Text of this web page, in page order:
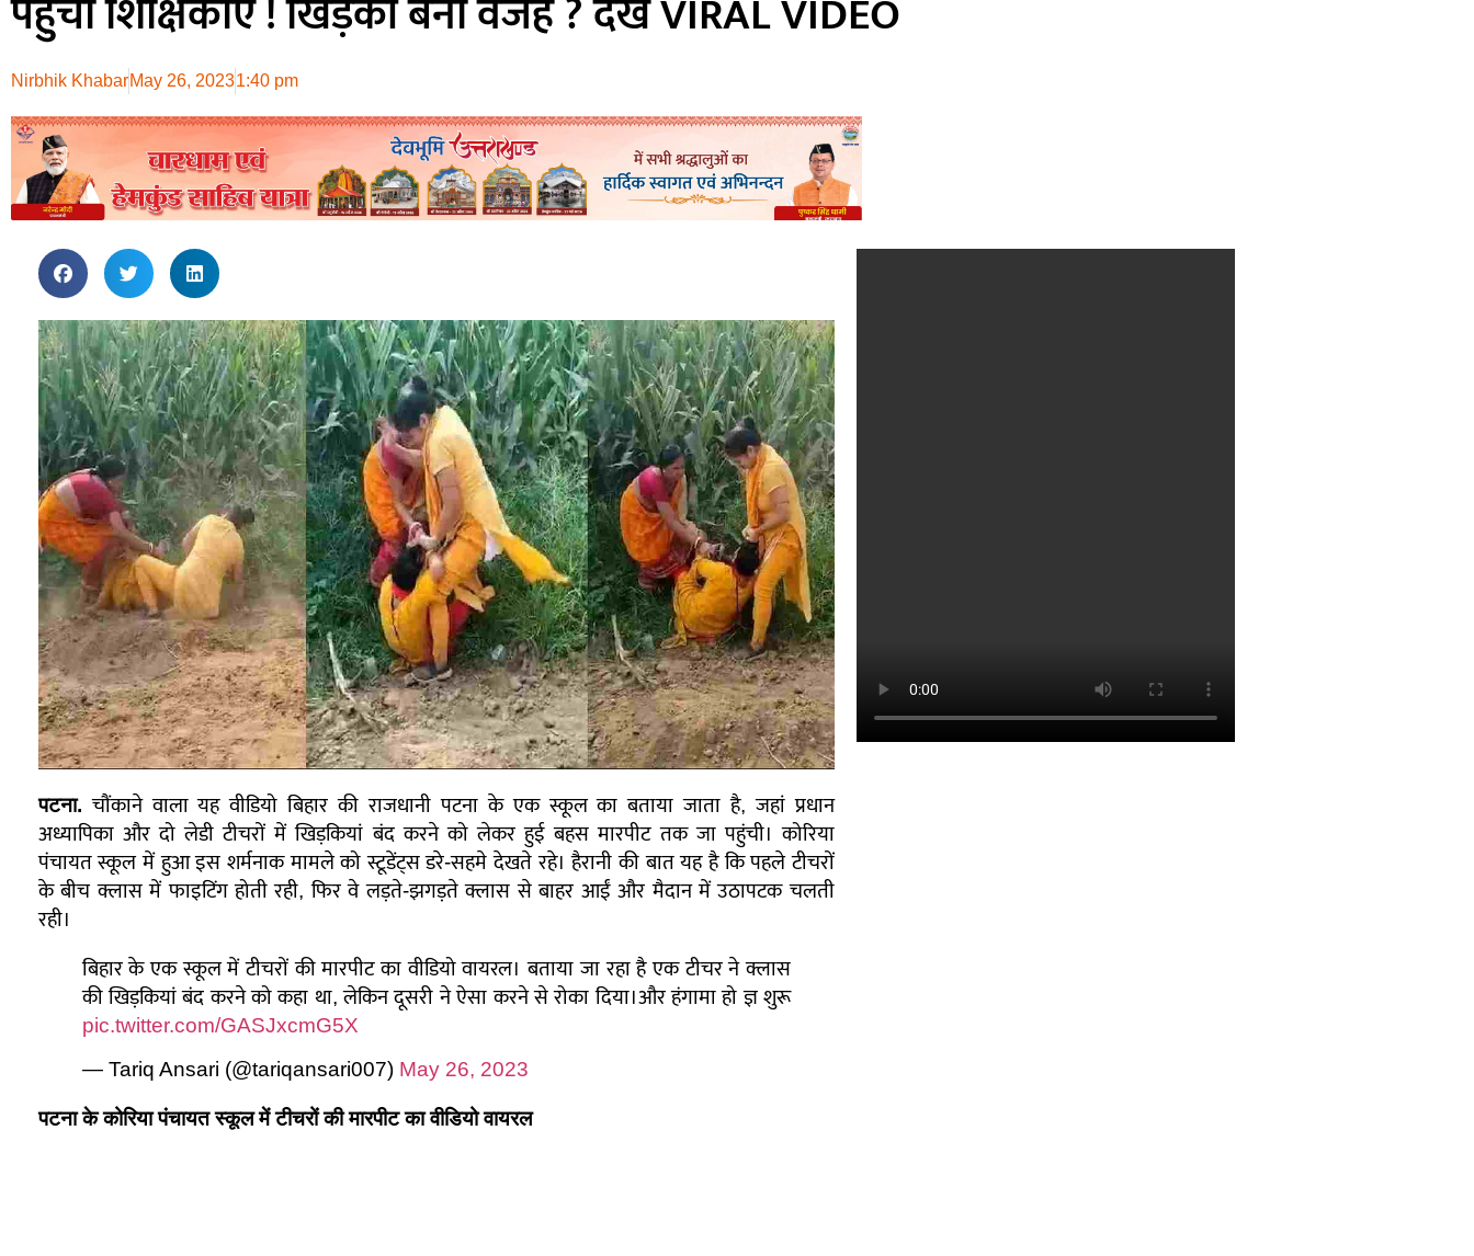
पहुंची शिक्षिकाएँ ! खिड़की बनी वजह ? देखें VIRAL VIDEO
Nirbhik KhabarMay 26, 20231:40 pm
पटना. चौंकाने वाला यह वीडियो बिहार की राजधानी पटना के एक स्कूल का बताया जाता है, जहां प्रधान
अध्यापिका और दो लेडी टीचरों में खिड़कियां बंद करने को लेकर हुई बहस मारपीट तक जा पहुंची। कोरिया
पंचायत स्कूल में हुआ इस शर्मनाक मामले को स्टूडेंट्स डरे-सहमे देखते रहे। हैरानी की बात यह है कि पहले टीचरों
के बीच क्लास में फाइटिंग होती रही, फिर वे लड़ते-झगड़ते क्लास से बाहर आईं और मैदान में उठापटक चलती
रही।
बिहार के एक स्कूल में टीचरों की मारपीट का वीडियो वायरल। बताया जा रहा है एक टीचर ने क्लास
की खिड़कियां बंद करने को कहा था, लेकिन दूसरी ने ऐसा करने से रोका दिया।और हंगामा हो ज्ञ शुरू
pic.twitter.com/GASJxcmG5X
— Tariq Ansari (@tariqansari007) May 26, 2023
पटना के कोरिया पंचायत स्कूल में टीचरों की मारपीट का वीडियो वायरल